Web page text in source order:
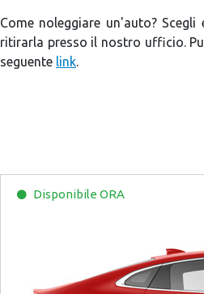
Come noleggiare un'auto?
ritirarla presso il nostro ufficio.
seguente link
Disponibile ORA